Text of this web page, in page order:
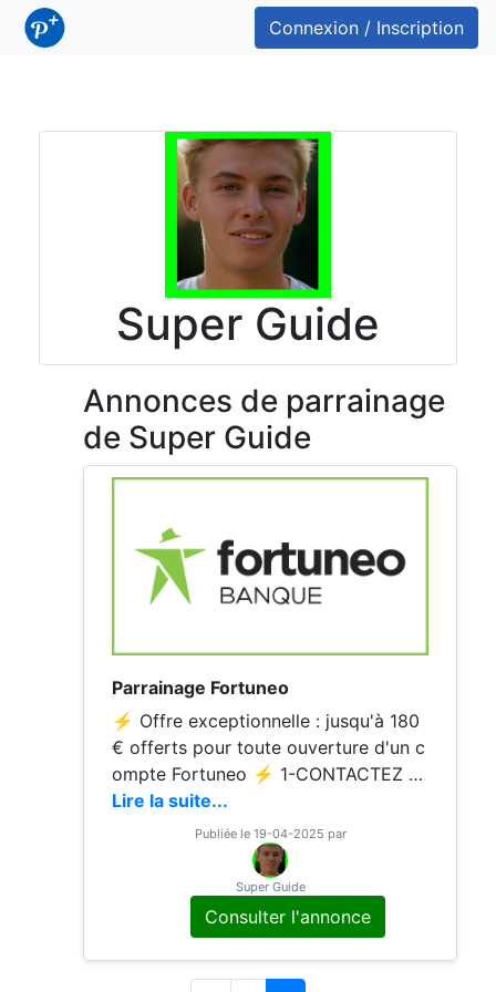
Connexion / Inscription
Super Guide
Annonces de parrainage
de Super Guide
Parrainage Fortuneo
⚡️ Offre exceptionnelle : jusqu'à 180
€ offerts pour toute ouverture d'un c
ompte Fortuneo ⚡️ 1-CONTACTEZ M
OI 2-UTILISEZ MON CODE Voici le co
de à utiliser pour être parrainé : ➡️ 13
654200 ⬅️ ⚡ 130 € pour
Lire la suite...
Publiée le 19-04-2025 par
Super Guide
Consulter l'annonce